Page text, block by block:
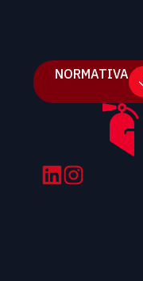
NORMATIVA